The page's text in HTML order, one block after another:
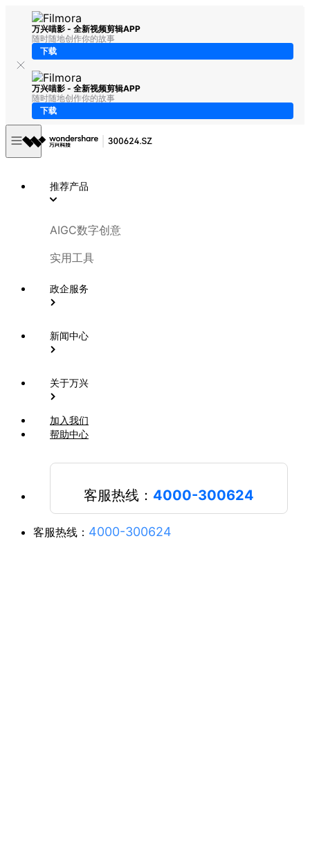
万兴喵影 - 全新视频剪辑APP
随时随地创作你的故事
下载
万兴喵影 - 全新视频剪辑APP
随时随地创作你的故事
下载
推荐产品
AIGC数字创意
实用工具
政企服务
新闻中心
关于万兴
加入我们
帮助中心
客服热线： 4000-300624
客服热线： 4000-300624